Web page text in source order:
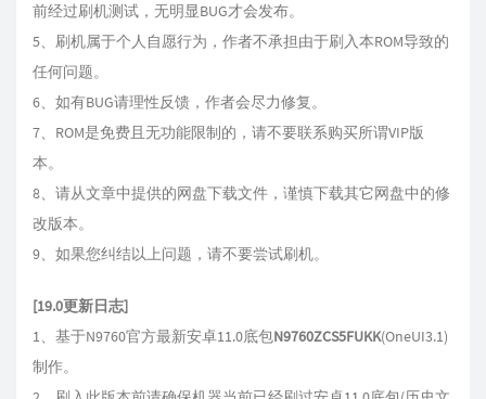
前经过刷机测试，无明显BUG才会发布。
5、刷机属于个人自愿行为，作者不承担由于刷入本ROM导致的
任何问题。
6、如有BUG请理性反馈，作者会尽力修复。
7、ROM是免费且无功能限制的，请不要联系购买所谓VIP版
本。
8、请从文章中提供的网盘下载文件，谨慎下载其它网盘中的修
改版本。
9、如果您纠结以上问题，请不要尝试刷机。
[19.0更新日志]
1、基于N9760官方最新安卓11.0底包N9760ZCS5FUKK(OneUI3.1)
制作。